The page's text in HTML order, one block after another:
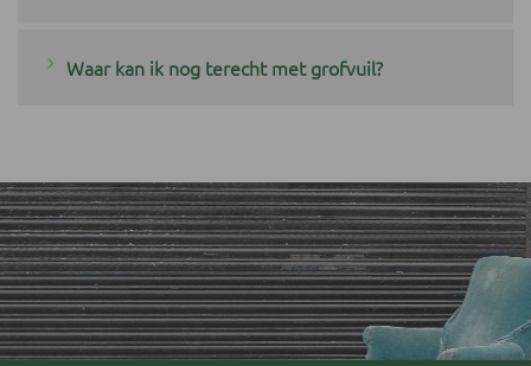
Waar kan ik nog terecht met grofvuil?